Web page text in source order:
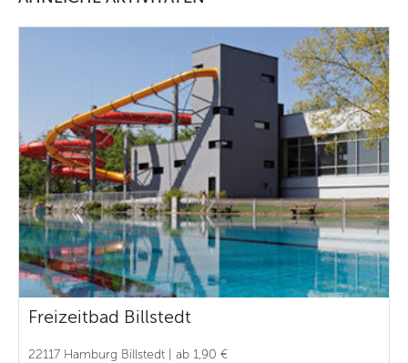
Freizeitbad Billstedt
22117 Hamburg Billstedt | ab 1,90 €